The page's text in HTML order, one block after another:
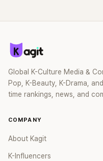
Lovelyz 的簽名 CD 被上傳
的簽名 CD正在進行拍賣，
爲外部人士偷竊，所以委託
同樣情形下遭竊仍為查明，
Global K-Culture Media &
Pop, K-Beauty, K-Drama,
time rankings, news, and
COMPANY
About Kagit
K-Influencers